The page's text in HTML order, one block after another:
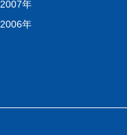
2007年
2006年